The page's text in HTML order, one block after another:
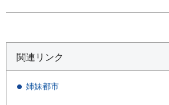
関連リンク
姉妹都市